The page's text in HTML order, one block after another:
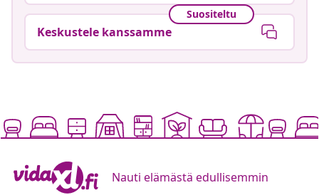
Suositeltu
Keskustele kanssamme
Nauti elämästä edullisemmin